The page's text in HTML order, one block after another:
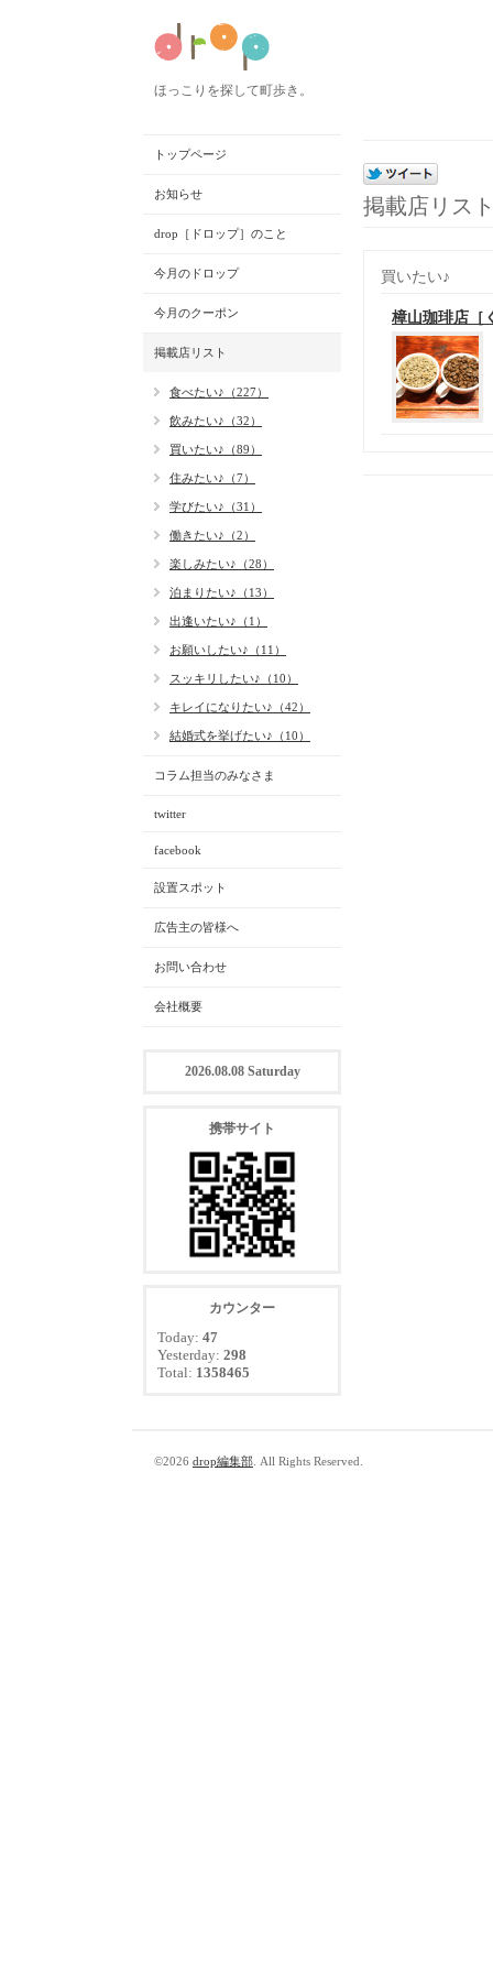
ほっこりを探して町歩き。
掲載店リス
買いたい♪
樟山珈琲店［
トップページ
お知らせ
drop［ドロップ］のこと
今月のドロップ
今月のクーポン
掲載店リスト
食べたい♪（227）
飲みたい♪（32）
買いたい♪（89）
住みたい♪（7）
学びたい♪（31）
働きたい♪（2）
楽しみたい♪（28）
泊まりたい♪（13）
出逢いたい♪（1）
お願いしたい♪（11）
スッキリしたい♪（10）
キレイになりたい♪（42）
結婚式を挙げたい♪（10）
コラム担当のみなさま
twitter
facebook
設置スポット
広告主の皆様へ
お問い合わせ
会社概要
2026.08.08 Saturday
携帯サイト
カウンター
Today: 47
Yesterday: 298
Total: 1358465
©2026 drop編集部 . All Rights Reserved.